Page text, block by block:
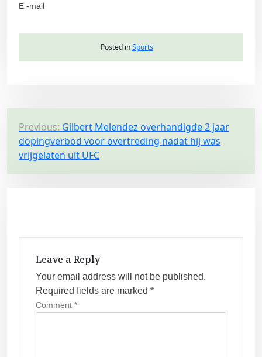
E -mail
Posted inSports
P
o
s
t
Previous: Gilbert Melendez overhandigde 2 jaar
dopingverbod voor overtreding nadat hij was
vrijgelaten uit UFC
Leave a Reply
Your email address will not be published.
Required fields are marked *
Comment *